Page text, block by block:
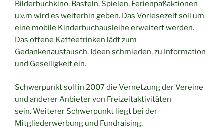
Bilderbuchkino, Basteln, Spielen, Ferienpaßaktionen
u.v.m wird es weiterhin geben. Das Vorlesezelt soll um
eine mobile Kinderbuchausleihe erweitert werden.
Das offene Kaffeetrinken lädt zum
Gedankenaustausch, Ideen schmieden, zu Information
und Geselligkeit ein.
Schwerpunkt soll in 2007 die Vernetzung der Vereine
und anderer Anbieter von Freizeitaktivitäten
sein. Weiterer Schwerpunkt liegt bei der
Mitgliederwerbung und Fundraising.